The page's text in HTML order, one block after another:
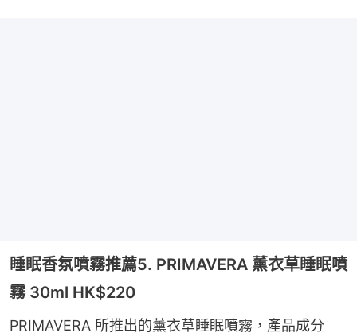
睡眠香氛噴霧推薦5. PRIMAVERA 薰衣草睡眠噴
霧 30ml HK$220
PRIMAVERA 所推出的薰衣草睡眠噴霧，產品成分